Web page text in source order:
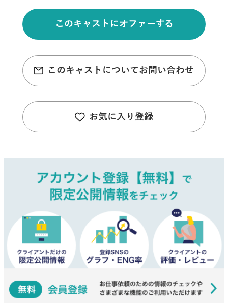
このキャストにオファーする
このキャストについてお問い合わせ
お気に入り登録